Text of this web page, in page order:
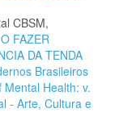
CBSM,
FAZER
DA TENDA
Brasileiros
Health: v.
- Arte, Cultura e